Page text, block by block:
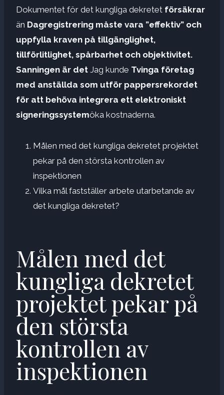
Dokumentet för det kungliga dekretet försäkrar
än Dagregistrering måste vara ”effektiv” och
uppfylla kraven på tillgänglighet,
tillförlitlighet, spårbarhet och objektivitet.
Sanningen är det Jag kunde Tvinga företag
med anställda som utför pappersrekordet
för att behöva integrera ett elektroniskt
signeringssystemöka kostnaderna.
Målen med det kungliga dekretet projektet
pekar på den största kontrollen av
inspektionen
Vilka mål fastställer arbete utarbetande av
det kungliga dekretet?
Målen med det
kungliga dekretet
projektet pekar på
den största
kontrollen av
inspektionen